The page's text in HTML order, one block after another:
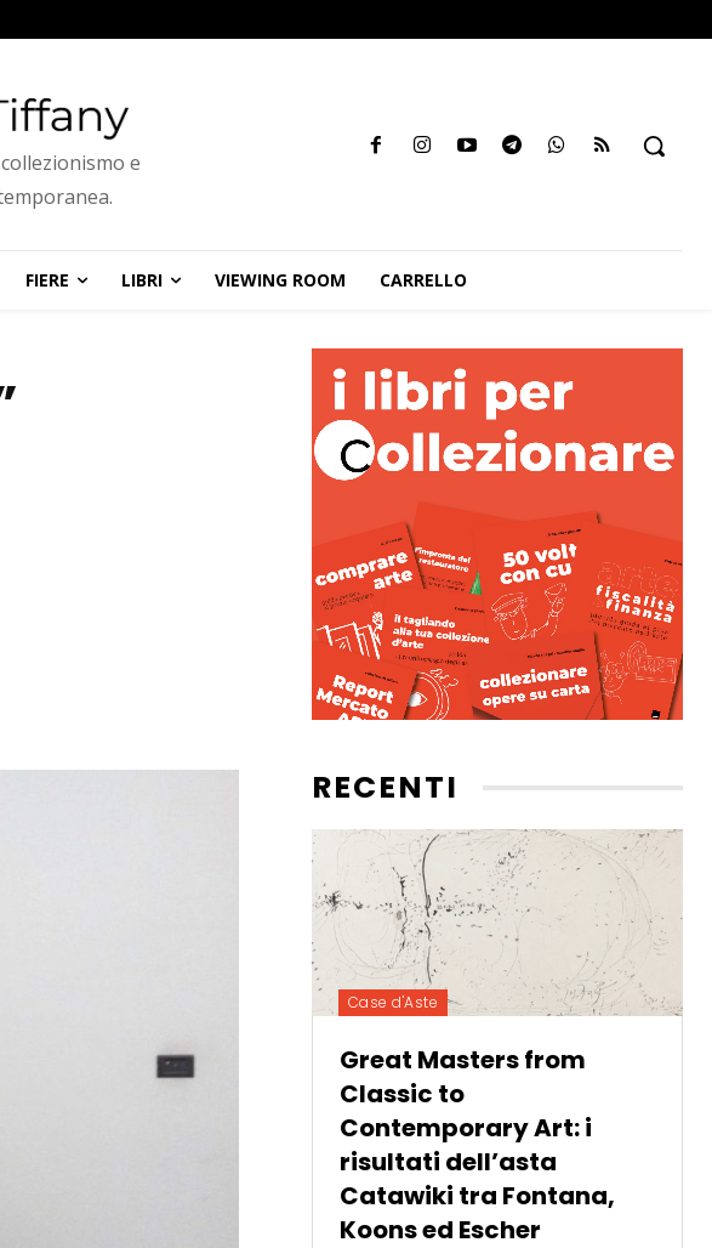
e
FIERE LIBRI VIEWING ROOM CARRELLO
RECENTI
Case d'Aste
Great Masters from
Classic to
Contemporary Art: i
risultati dell’asta
Catawiki tra Fontana,
Koons ed Escher